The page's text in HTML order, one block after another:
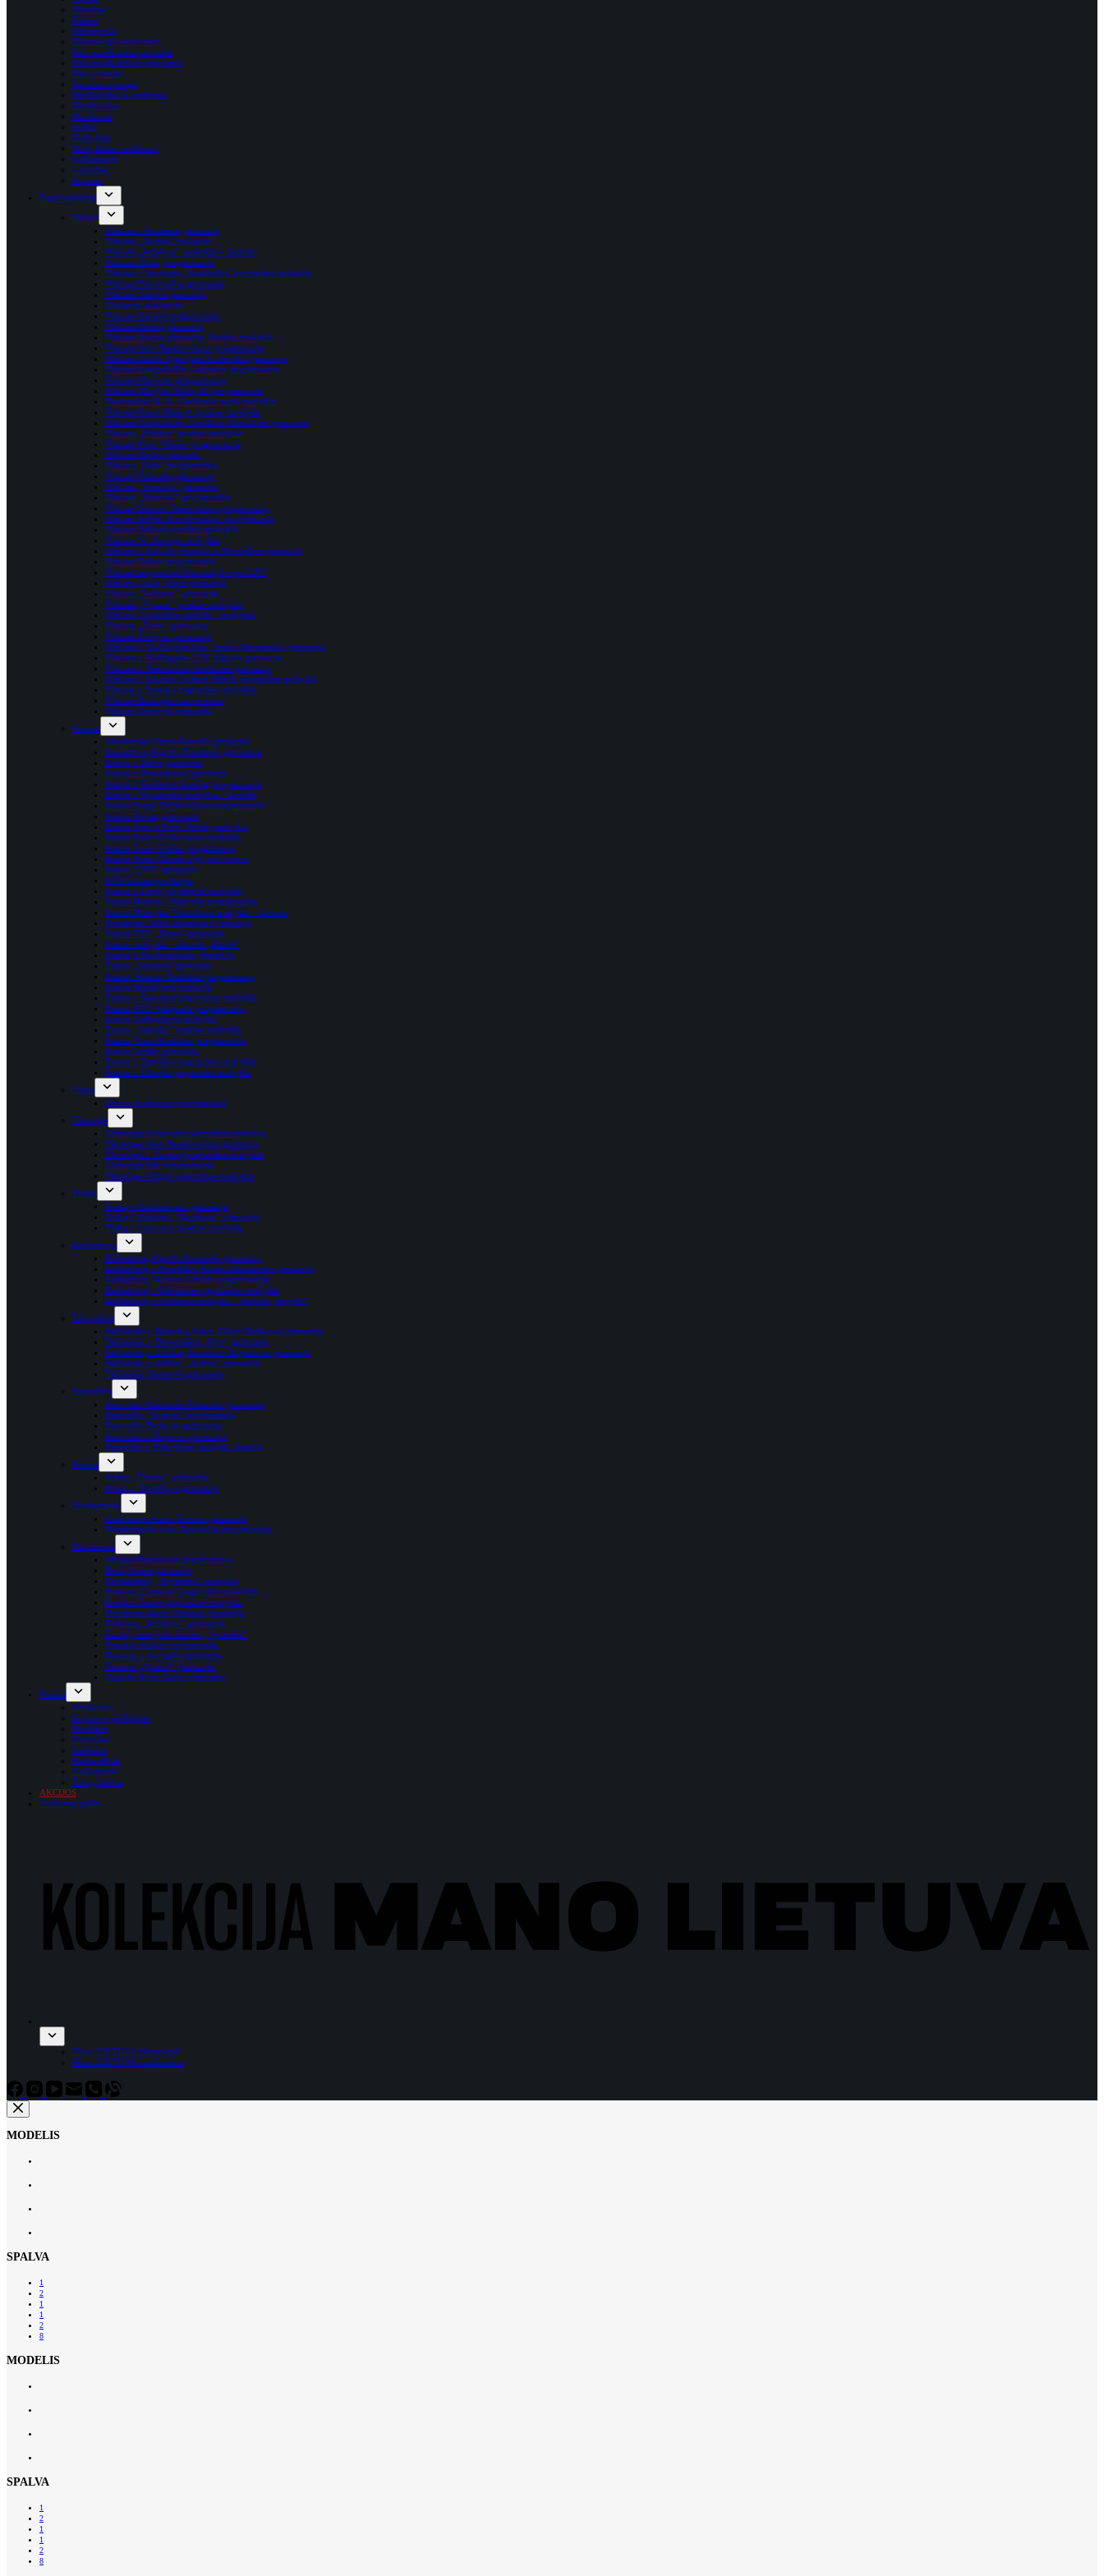
Sarafanai
Kelnės
Džemperiai
Džemperiai nesiuvinėti
Polo marškinėliai siuvinėti
Polo marškinėliai nesiuvinėti
Šokių bateliai
Sportinė apranga
Marškinėliai su emblema
Marškinėliai
Marškiniai
Golfai
Pėdkelnės
Mokyklinės emblemos
Kaklaskarės
Lankeliai
Kojinės
Pagal mokyklą
Vilnius
Vilniaus r. Avižienių gimnazija
Vilniaus „Ateities” mokykla
Vilniaus „Atžalyno” mokykla – darželis
Vilniaus Balsių progimnazija
Vilniaus r. Bezdonių „Saulėtekio” pagrindinė mokykla
Vilniaus Fabijoniškių gimnazija
Vilniaus Gabijos gimnazija
Guliverio akademija
Vilniaus Gabijos progimnazija
Vilniaus Jėzuitų gimnazija
Vilniaus Jėzuitų gimnazija. Pradinė mokykla
Vilniaus Jono Basanavičiaus progimnazija
Vilniaus Juzefo Ignacijaus Kraševskio gimnazija
Vilniaus kunigaikščio Gedimino progimnazija
Vilniaus Maironio progimnazija
Vilniaus Martyno Mažvydo progimnazija
Nacionalinė M. K. Čiurlionio menų mokykla
Vilniaus Prano Mašioto pradinė mokykla
Vilniaus Palaimintojo Teofiliaus Matulionio gimnazija
Vilniaus „Pelėdos” pradinė mokykla
Vilniaus Petro Vileišio progimnazija
Vilniaus Riešės gimnazija
Vilniaus „Ryto” progimnazija
Vilniaus Salininkų gimnazija
Vilniaus „Santaros” gimnazija
Vilniaus „Sietuvos” progimnazija
Vilniaus Simono Stanevičiaus progimnazija
Vilniaus Sofijos Kovalevskajos progimnazija
Vilniaus Šeškinės pradinė mokykla
Vilniaus Šv. Juozapo mokykla
Vilniaus r. Kalvelių Stanislavo Moniuškos gimnazija
Vilniaus Taikos progimnazija
Vilniaus tarptautinis Prancūzų licėjus LIFV
Vilniaus Trakų Vokės gimnazija
Vilniaus „Veiksmo” gimnazija
Vilniaus „Vyturio” pradinė mokykla
Vilniaus Žaliakalnio darželis – mokykla
Vilniaus „Žaros” gimnazija
Vilniaus Žvėryno gimnazija
Vilniaus r. Maišiagalos kun. Juzefo Obrembskio gimnazija
Vilniaus r. Maišiagalos LDK Algirdo gimnazija
Vilniaus r. Nemenčinės Gedimino gimnazija
Vilniaus r. Pake­nės Čes­lovo Milošo pag­rin­dinė mokykla
Vilniaus r. Šumsko pagrindinė mokykla
Vilniaus-Balstogės universitetas
Vilniaus Senvagės gimnazija
Kaunas
Akademijos Ugnės Karvelis gimnazija
Kaišiadorių Algirdo Brazausko gimnazija
Kauno r. Babtų gimnazija
Kauno r. Domeikavos gimnazija
Kauno r. Garliavos Jonučių progimnazija
Kauno r. Ilgakiemio mokykla – darželis
Kauno Jurgio Dobkevičiaus progimnazija
Kauno Jėzuitų gimnazija
Kauno Jono ir Petro Vileišių mokykla
Kauno Juozo Grušo meno mokykla
Kauno Juozo Urbšio progimnazija
Kauno Prano Daunio ugdymo centras
Kauno LSMU gimnazija
KTU Inžinerijos licėjus
Kauno r. Lapių pagrindinė mokykla
Kauno Martyno Mažvydo progimnazija
Kauno Motiejaus Valančiaus mokykla – darželis
Prezidento Valdo Adamkaus gimnazija
Kauno VDU „Rasos” gimnazija
Kauno mokykla – darželis „Rūtelė”
Kauno r. Raudondvario gimnazija
Kauno „Santaros” gimnazija
Kauno Simono Daukanto progimnazija
Kauno Suzuki progimnazija
Kauno r. Šlienavos pagrindinė mokykla
Kauno KTU Vaižganto progimnazija
Kauno Vaišvydavos mokykla
Kauno „Varpelio” pradinė mokykla
Kauno Vinco Kudirkos progimnazija
Kauno Veršvų gimnazija
Kauno r. Zapyškio pagrindinė mokykla
Kauno r. Ežerėlio pagrindinė mokykla
Utena
Utenos Krašuonos progimnazija
Ukmergė
Ukmergės Dukstynos pagrindinė mokykla
Ukmergės Jono Basanavičiaus gimnazija
Ukmergės r. Taujėnų pagrindinė mokykla
Ukmergės Šilo progimnazija
Ukmergės Užupio pagrindinė mokykla
Trakai
Trakų r. Aukštadvario gimnazija
Trakų r. Paluknio „Medeinos” gimnazija
Trakų r. Lentvario pradinė mokykla
Kaišiadorys
Kaišiadorių Algirdo Brazausko gimnazija
Kaišiadorių r. Rumšiškių Antano Baranausko gimnazija
Kaišiadorių Vaclovo Giržado progimnazija
Kaišiadorių r. Palomenės pagrindinė mokykla
Kaišiadorių r. Gudienos mokykla – darželis „Rugelis”
Šalčininkai
Šalčininkų r. Baltosios Vokės Elizos Ožeškovos gimnazija
Šalčininkų r. Dieveniškių „Ryto“ gimnazija
Šalčininkų r. Eišiškių Stanislovo Rapolionio gimnazija
Šalčininkų r. Jašiūnų „Aušros” gimnazija
Šalčininkų Santarvės gimnazija
Panevėžys
Panevėžio Kazimiero Paltaroko gimnazija
Panevėžio „Vyturio” progimnazija
Panevėžio Beržų progimnazija
Panevėžio r. Raguvos gimnazija
Panevėžio r. Pažagienių mokykla-darželis
Prienai
Prienų „Žiburio” gimnazija
Prienų r. Suvalkijos gimnazija
Marijampolė
Liudvinavo Kazio Borutos gimnazija
Marijampolės Jono Totoraičio progimnazija
Kiti miestai
Alytaus Panemunės progimnazija
Biržų Saulės gimnazija
Druskininkų „Atgimimo” mokykla
Jonavos „Lietavos” pagrindinė mokykla
Joniškio Saulės pagrindinė mokykla
Prezidento Kazio Griniaus gimnazija
Kėdainių „Atžalyno” gimnazija
Lazdijų mokykla-darželis „Vyturėlis”
Pasvalio Svalios progimnazija
Raseinių r. Ariogalos gimnazija
Varėnos „Ąžuolo“ gimnazija
Veisiejų Sigito Gedos gimnazija
Priedai
Emblemos
Kojinės ir pėdkelnės
Peteliškės
Fantazijos
Lankeliai
Kaklaraiščiai
Kaklaskarės
Šokių bateliai
AKCIJOS
Uniformų gidas
Mano LIETUVA džemperiai
Mano LIETUVA marškinėliai
MODELIS
SPALVA
1
2
1
1
2
8
MODELIS
SPALVA
1
2
1
1
2
8